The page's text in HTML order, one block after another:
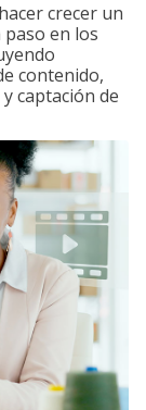
crecer un
en los
contenido,
captación de